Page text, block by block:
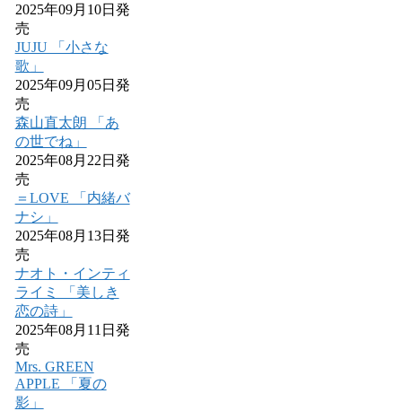
2025年09月10日発
売
JUJU 「小さな
歌」
2025年09月05日発
売
森山直太朗 「あ
の世でね」
2025年08月22日発
売
＝LOVE 「内緒バ
ナシ」
2025年08月13日発
売
ナオト・インティ
ライミ 「美しき
恋の詩」
2025年08月11日発
売
Mrs. GREEN
APPLE 「夏の
影」